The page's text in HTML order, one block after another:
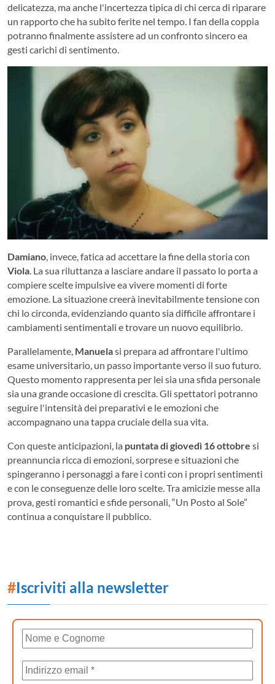
delicatezza, ma anche l'incertezza tipica di chi cerca di riparare
un rapporto che ha subito ferite nel tempo. I fan della coppia
potranno finalmente assistere ad un confronto sincero ea
gesti carichi di sentimento.
Damiano, invece, fatica ad accettare la fine della storia con
Viola. La sua riluttanza a lasciare andare il passato lo porta a
compiere scelte impulsive ea vivere momenti di forte
emozione. La situazione creerà inevitabilmente tensione con
chi lo circonda, evidenziando quanto sia difficile affrontare i
cambiamenti sentimentali e trovare un nuovo equilibrio.
Parallelamente, Manuelasi prepara ad affrontare l'ultimo
esame universitario, un passo importante verso il suo futuro.
Questo momento rappresenta per lei sia una sfida personale
sia una grande occasione di crescita. Gli spettatori potranno
seguire l'intensità dei preparativi e le emozioni che
accompagnano una tappa cruciale della sua vita.
Con queste anticipazioni, la puntata di giovedì 16 ottobre si
preannuncia ricca di emozioni, sorprese e situazioni che
spingeranno i personaggi a fare i conti con i propri sentimenti
e con le conseguenze delle loro scelte. Tra amicizie messe alla
prova, gesti romantici e sfide personali, “Un Posto al Sole”
continua a conquistare il pubblico.
#Iscriviti alla newsletter